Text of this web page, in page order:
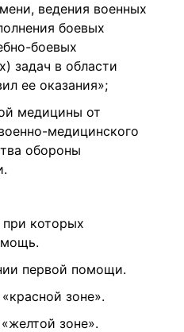
ведения военных
боевых
боевых
задач в области
ее оказания»;
медицины от
медицинского
обороны
при которых
первой помощи.
зоне».
зоне».